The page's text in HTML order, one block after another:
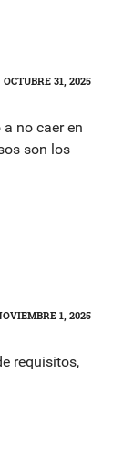
OCTUBRE 31, 2025
no caer en
son los
1, 2025
requisitos,